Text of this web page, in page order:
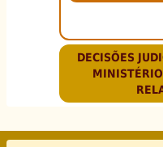
DECISÕES